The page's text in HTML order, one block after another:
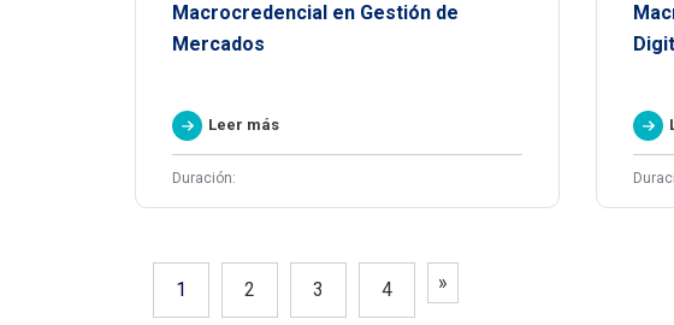
Macrocredencial en Gestión de
Mercados
Leer más
Duración:
1 2 3 4 »